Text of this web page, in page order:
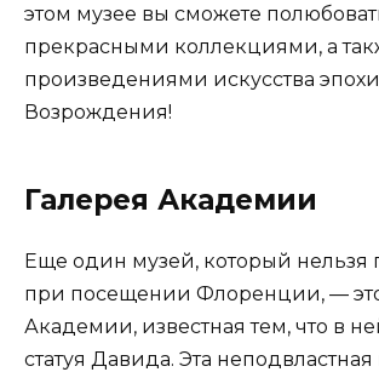
этом музее вы сможете
прекрасными коллекциями, а
произведениями искусства эпохи
Возрождения!
Галерея Академии
Еще один музей, который нельзя
при посещении Флоренции, —
Академии, известная тем, что в
статуя Давида. Эта